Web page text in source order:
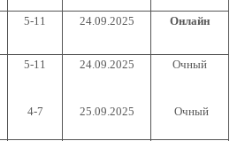
5-11 24.09.2025 Онлайн
5-11 24.09.2025 Очный
4-7 25.09.2025 Очный